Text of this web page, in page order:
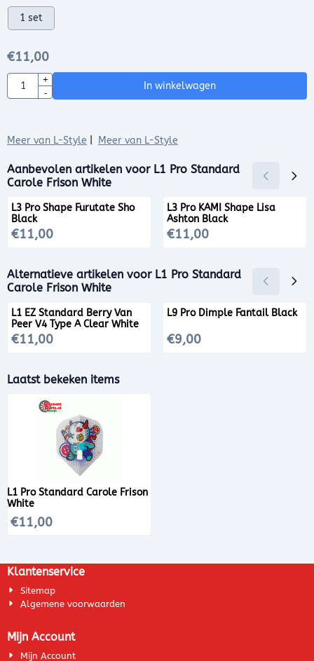
1 set
€11,00
Aantal
+
-
In winkelwagen
Meer van L-Style Meer van L-Style
Aanbevolen artikelen voor L1 Pro Standard
Carole Frison White
L3 Pro Shape Furutate Sho
Black
Prijs: 11,00
€11,00
L3 Pro KAMI Shape Lisa
Ashton Black
Prijs: 11,00
€11,00
Alternatieve artikelen voor L1 Pro Standard
Carole Frison White
L1 EZ Standard Berry Van
Peer V4 Type A Clear White
Prijs: 11,00
€11,00
L9 Pro Dimple Fantail Black
Prijs: 9,00
€9,00
Laatst bekeken items
L1 Pro Standard Carole Frison
White
€11,00
Klantenservice
Sitemap
Algemene voorwaarden
Mijn Account
Mijn Account